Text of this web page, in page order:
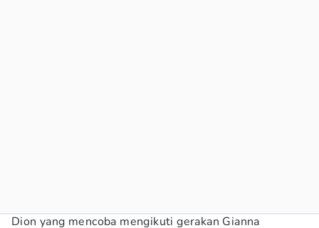
Dion yang mencoba mengikuti gerakan Gianna